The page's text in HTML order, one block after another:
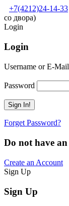
+7(4212)24-14-33
со двора)
Login
Login
Username or E-Mail
Password
Forget Password?
Do not have
Create an Account
Sign Up
Sign Up